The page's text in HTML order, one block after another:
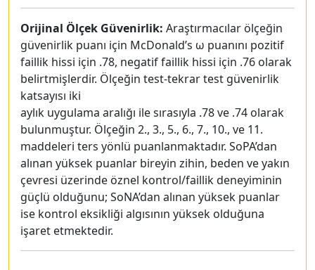
Orijinal Ölçek Güvenirlik: Araştırmacılar ölçeğin
güvenirlik puanı için McDonald’s ω puanını pozitif
faillik hissi için .78, negatif faillik hissi için .76 olarak
belirtmişlerdir. Ölçeğin test-tekrar test güvenirlik
katsayısı iki
aylık uygulama aralığı ile sırasıyla .78 ve .74 olarak
bulunmuştur. Ölçeğin 2., 3., 5., 6., 7., 10., ve 11.
maddeleri ters yönlü puanlanmaktadır. SoPA’dan
alınan yüksek puanlar bireyin zihin, beden ve yakın
çevresi üzerinde öznel kontrol/faillik deneyiminin
güçlü olduğunu; SoNA’dan alınan yüksek puanlar
ise kontrol eksikliği algısının yüksek olduğuna
işaret etmektedir.